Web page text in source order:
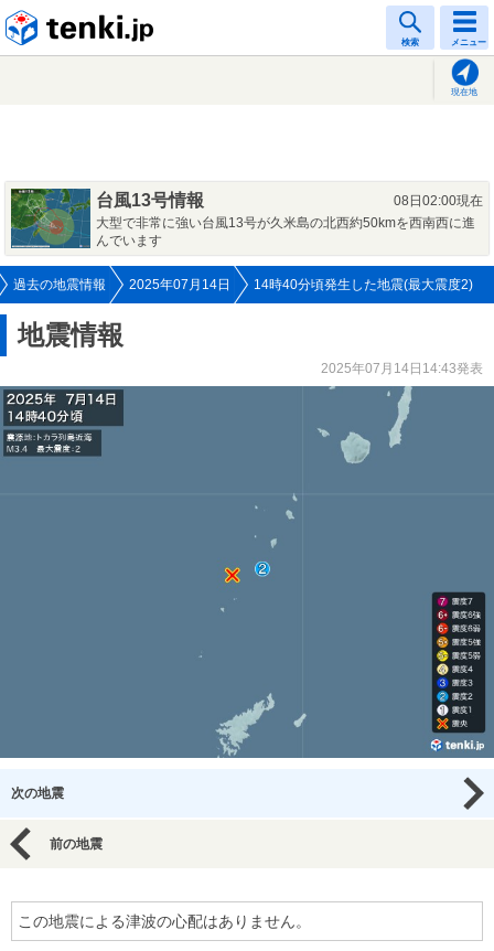
検索 メニュー
現在地
台風13号情報
08日02:00現在
大型で非常に強い台風13号が久米島の北西約50kmを西南西に進
んでいます
過去の地震情報 2025年07月14日 14時40分頃発生した地震(最大震度2)
地震情報
2025年07月14日14:43発表
次の地震
前の地震
この地震による津波の心配はありません。